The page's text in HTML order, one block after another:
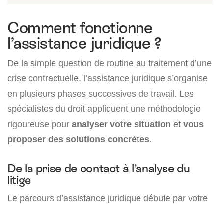
Comment fonctionne
l’assistance juridique ?
De la simple question de routine au traitement d’une
crise contractuelle, l’assistance juridique s’organise
en plusieurs phases successives de travail. Les
spécialistes du droit appliquent une méthodologie
rigoureuse pour analyser votre situation et vous
proposer des solutions concrètes.
De la prise de contact à l’analyse du
litige
Le parcours d’assistance juridique débute par votre